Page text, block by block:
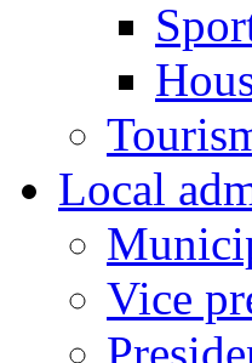
Local
Vice